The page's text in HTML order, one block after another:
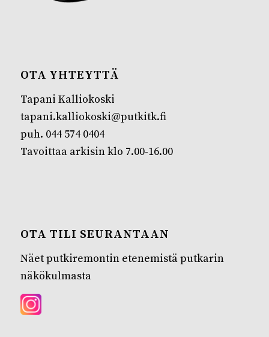
OTA YHTEYTTÄ
Tapani Kalliokoski
tapani.kalliokoski@putkitk.fi
puh. 044 574 0404
Tavoittaa arkisin klo 7.00-16.00
OTA TILI SEURANTAAN
Näet putkiremontin etenemistä putkarin
näkökulmasta